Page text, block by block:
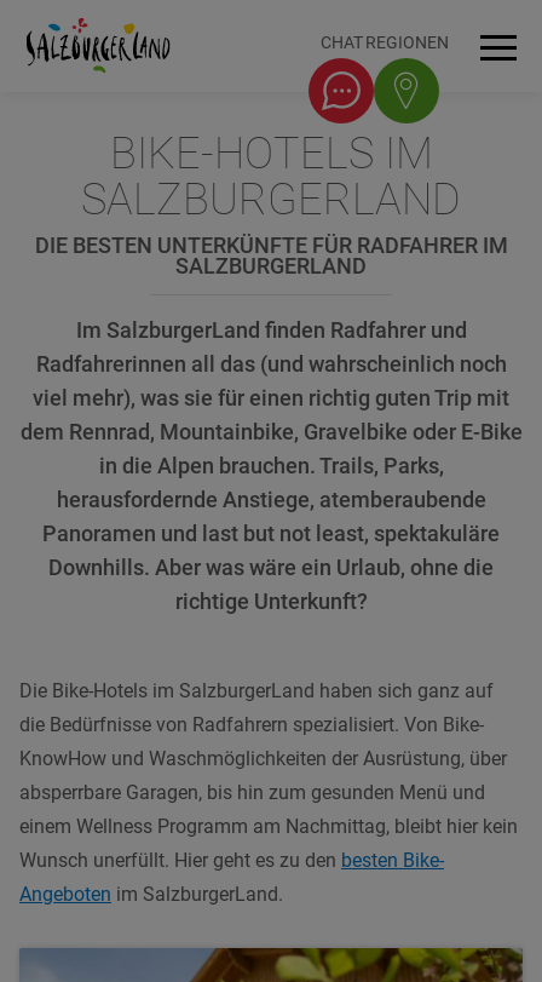
Zum InhaltAccesskey
[0]
Zur NavigationAccesskey
[1]
Zum Seitenanfang
Zum Fuß-BereichAccesskey
[3] CHAT REGIONEN
BIKE-HOTELS IM
SALZBURGERLAND
DIE BESTEN UNTERKÜNFTE FÜR RADFAHRER IM
SALZBURGERLAND
Im SalzburgerLand finden Radfahrer und
Radfahrerinnen all das (und wahrscheinlich noch
viel mehr), was sie für einen richtig guten Trip mit
dem Rennrad, Mountainbike, Gravelbike oder E-Bike
in die Alpen brauchen. Trails, Parks,
herausfordernde Anstiege, atemberaubende
Panoramen und last but not least, spektakuläre
Downhills. Aber was wäre ein Urlaub, ohne die
richtige Unterkunft?
Die Bike-Hotels im SalzburgerLand haben sich ganz auf
die Bedürfnisse von Radfahrern spezialisiert. Von Bike-
KnowHow und Waschmöglichkeiten der Ausrüstung, über
absperrbare Garagen, bis hin zum gesunden Menü und
einem Wellness Programm am Nachmittag, bleibt hier kein
Wunsch unerfüllt. Hier geht es zu den besten Bike-
Angeboten im SalzburgerLand.